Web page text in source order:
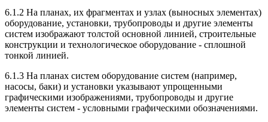
6.1.2 На планах, их фрагментах и узлах (выносных элементах)
оборудование, установки, трубопроводы и другие элементы
систем изображают толстой основной линией, строительные
конструкции и технологическое оборудование - сплошной
тонкой линией.
6.1.3 На планах систем оборудование систем (например,
насосы, баки) и установки указывают упрощенными
графическими изображениями, трубопроводы и другие
элементы систем - условными графическими обозначениями.